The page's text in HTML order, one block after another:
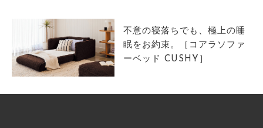
不意の寝落ちでも、極上の睡
眠をお約束。［コアラソファ
ーベッド CUSHY］
COLUMN
MAGAZINE
ABOUT SITE